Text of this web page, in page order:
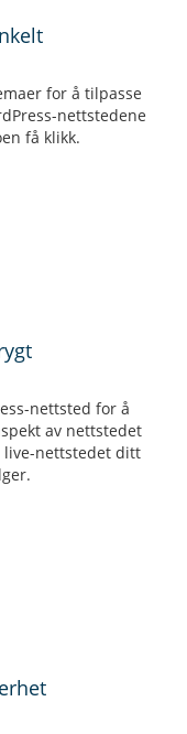
for å tilpasse
nettstedene
få klikk.
nettsted for å
av nettstedet
nettstedet ditt